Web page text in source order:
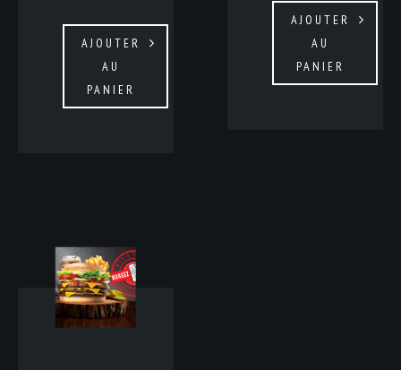
AJOUTER
AU
PANIER
AJOUTER
AU
PANIER